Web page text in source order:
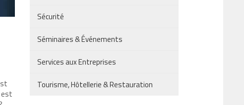
est
Sécurité
Séminaires & Événements
Services aux Entreprises
Tourisme, Hôtellerie & Restauration